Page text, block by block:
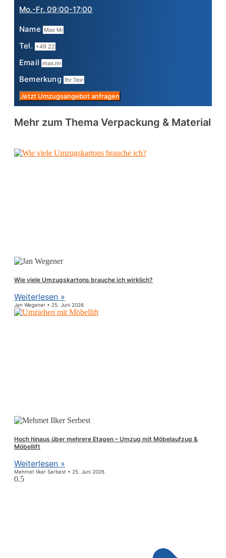
Mo.-Fr. 09:00-17:00
Name
Tel.
Email
Bemerkung
Jetzt Umzugsangebot anfragen
Mehr zum Thema Verpackung & Material
Wie viele Umzugskartons brauche ich wirklich?
Weiterlesen »
Jan Wegener 25. Juni 2026
Hoch hinaus über mehrere Etagen – Umzug mit Möbelaufzug &
Möbellift
Weiterlesen »
Mehmet Ilker Serbest 25. Juni 2026